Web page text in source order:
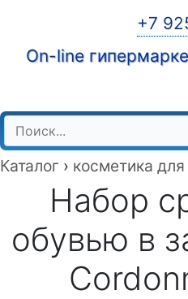
+7
On-line
Каталог › косметика
Набор
обувью в